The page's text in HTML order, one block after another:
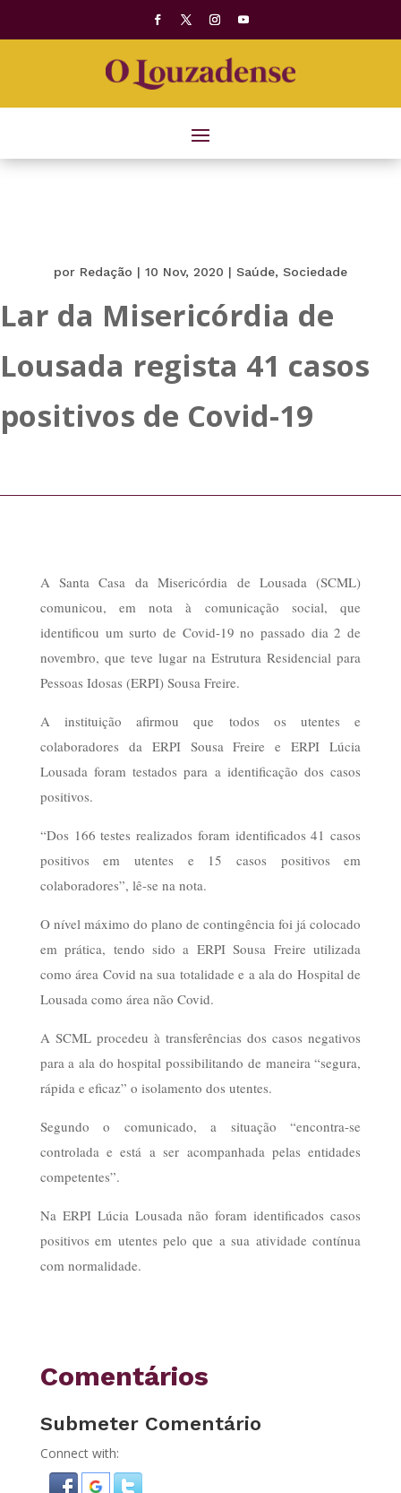
por Redação | 10 Nov, 2020 | Saúde, Sociedade
Lar da Misericórdia de
Lousada regista 41 casos
positivos de Covid-19
A Santa Casa da Misericórdia de Lousada (SCML)
comunicou, em nota à comunicação social, que
identificou um surto de Covid-19 no passado dia 2 de
novembro, que teve lugar na Estrutura Residencial para
Pessoas Idosas (ERPI) Sousa Freire.
A instituição afirmou que todos os utentes e
colaboradores da ERPI Sousa Freire e ERPI Lúcia
Lousada foram testados para a identificação dos casos
positivos.
“Dos 166 testes realizados foram identificados 41 casos
positivos em utentes e 15 casos positivos em
colaboradores”, lê-se na nota.
O nível máximo do plano de contingência foi já colocado
em prática, tendo sido a ERPI Sousa Freire utilizada
como área Covid na sua totalidade e a ala do Hospital de
Lousada como área não Covid.
A SCML procedeu à transferências dos casos negativos
para a ala do hospital possibilitando de maneira “segura,
rápida e eficaz” o isolamento dos utentes.
Segundo o comunicado, a situação “encontra-se
controlada e está a ser acompanhada pelas entidades
competentes”.
Na ERPI Lúcia Lousada não foram identificados casos
positivos em utentes pelo que a sua atividade contínua
com normalidade.
Comentários
Submeter Comentário
Connect with: